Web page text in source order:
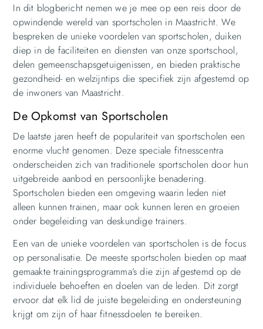
In dit blogbericht nemen we je mee op een reis door de
opwindende wereld van sportscholen in Maastricht. We
bespreken de unieke voordelen van sportscholen, duiken
diep in de faciliteiten en diensten van onze sportschool,
delen gemeenschapsgetuigenissen, en bieden praktische
gezondheid- en welzijntips die specifiek zijn afgestemd op
de inwoners van Maastricht.
De Opkomst van Sportscholen
De laatste jaren heeft de populariteit van sportscholen een
enorme vlucht genomen. Deze speciale fitnesscentra
onderscheiden zich van traditionele sportscholen door hun
uitgebreide aanbod en persoonlijke benadering.
Sportscholen bieden een omgeving waarin leden niet
alleen kunnen trainen, maar ook kunnen leren en groeien
onder begeleiding van deskundige trainers.
Een van de unieke voordelen van sportscholen is de focus
op personalisatie. De meeste sportscholen bieden op maat
gemaakte trainingsprogramma’s die zijn afgestemd op de
individuele behoeften en doelen van de leden. Dit zorgt
ervoor dat elk lid de juiste begeleiding en ondersteuning
krijgt om zijn of haar fitnessdoelen te bereiken.